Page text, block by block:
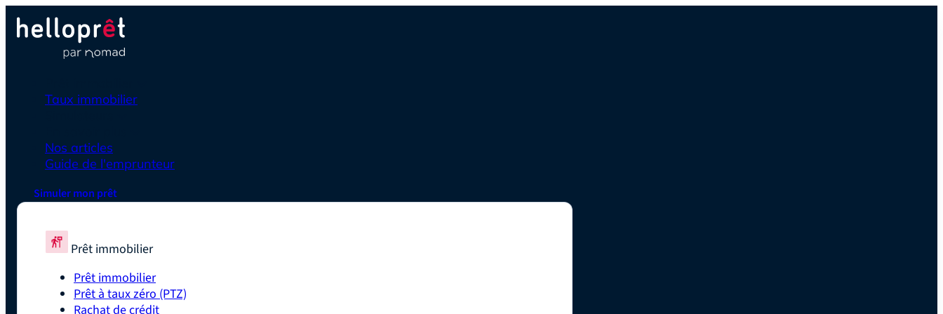
Taux immobilier
Nos articles
Guide de l'emprunteur
Simuler mon prêt
Prêt immobilier
Prêt immobilier
Prêt à taux zéro (PTZ)
Rachat de crédit